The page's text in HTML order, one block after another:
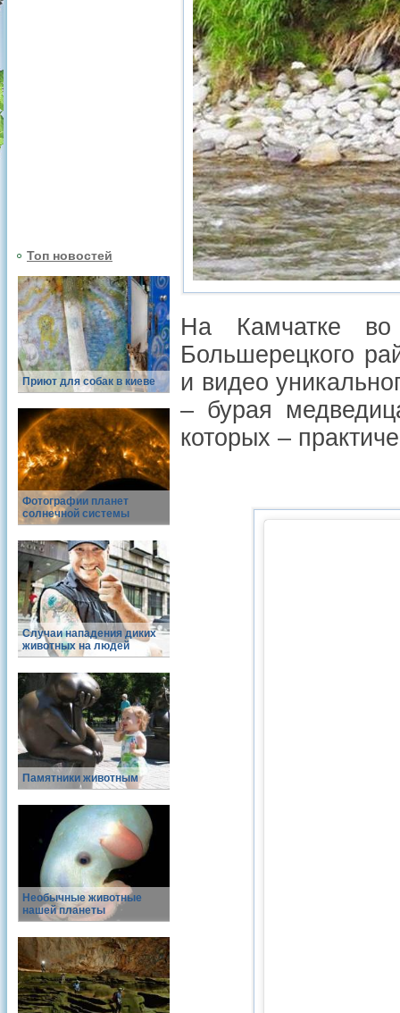
Топ новостей
Приют для собак в киеве
Фотографии планет
солнечной системы
Случаи нападения диких
животных на людей
Памятники животным
Необычные животные
нашей планеты
На Камчатке
Большерецкого
и видео
– бурая
которых –